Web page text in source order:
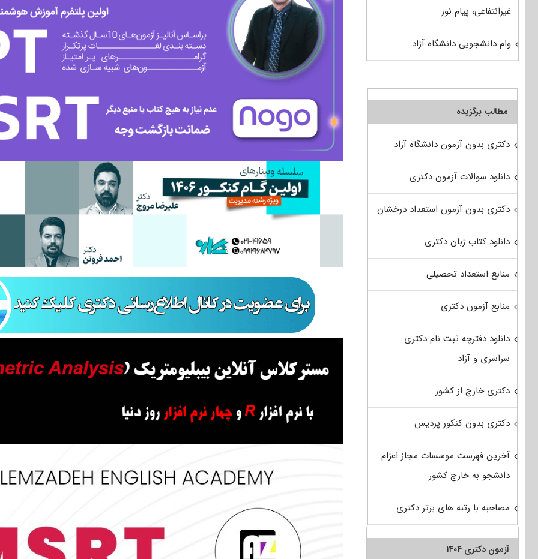
غیرانتفاعی، پیام نور
وام دانشجویی دانشگاه آزاد
مطالب برگزیده
دکتری بدون آزمون دانشگاه آزاد
دانلود سوالات آزمون دکتری
دکتری بدون آزمون استعداد درخشان
دانلود کتاب زبان دکتری
منابع استعداد تحصیلی
منابع آزمون دکتری
دانلود دفترچه ثبت نام دکتری
سراسری و آزاد
دکتری خارج از کشور
دکتری بدون کنکور پردیس
آخرین فهرست موسسات مجاز اعزام
دانشجو به خارج کشور
مصاحبه با رتبه های برتر دکتری
آزمون دکتری ۱۴۰۴